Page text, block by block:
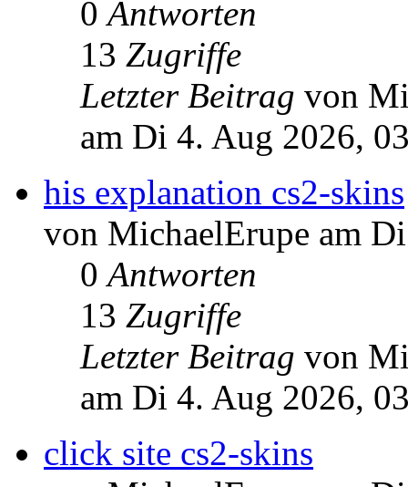
0Antworten
13 Zugriffe
Letzter Beitrag von
am Di 4. Aug 2026,
his explanation cs2-skins
von MichaelErupe am
0Antworten
13 Zugriffe
Letzter Beitrag von
am Di 4. Aug 2026,
click site cs2-skins